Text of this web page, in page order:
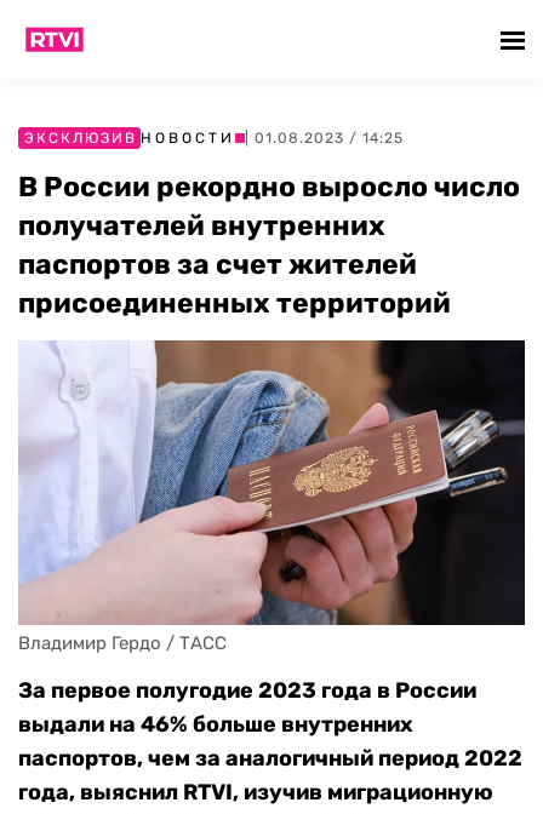
ЭКСКЛЮЗИВ НОВОСТИ | 01.08.2023 / 14:25
В России рекордно выросло число
получателей внутренних
паспортов за счет жителей
присоединенных территорий
Владимир Гердо / ТАСС
За первое полугодие 2023 года в России
выдали на 46% больше внутренних
паспортов, чем за аналогичный период 2022
года, выяснил RTVI, изучив миграционную